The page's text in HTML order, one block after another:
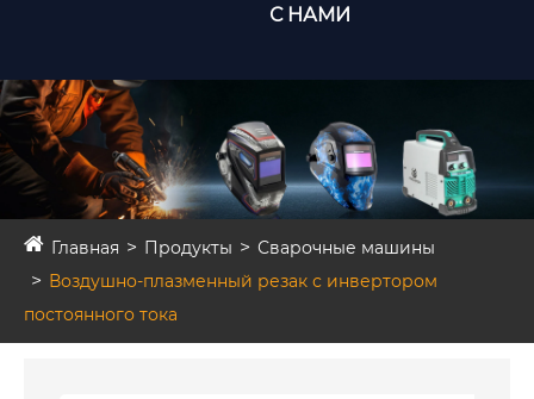
С НАМИ
Главная Продукты
Сварочные машины
Воздушно-плазменный резак с инвертором
постоянного тока